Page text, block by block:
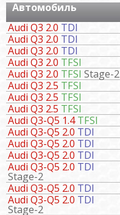
Автомобиль
Audi Q3 2.0 TDI
Audi Q3 2.0 TDI
Audi Q3 2.0 TDI
Audi Q3 2.0 TFSI
Audi Q3 2.0 TFSI Stage-2
Audi Q3 2.5 TFSI
Audi Q3 2.5 TFSI
Audi Q3 2.5 TFSI
Audi Q3-Q5 1.4TFSI
Audi Q3-Q5 2.0 TDI
Audi Q3-Q5 2.0 TDI
Audi Q3-Q5 2.0 TDI
Audi Q3-Q5 2.0 TDI
Stage-2
Audi Q3-Q5 2.0 TDI
Audi Q3-Q5 2.0 TDI
Stage-2